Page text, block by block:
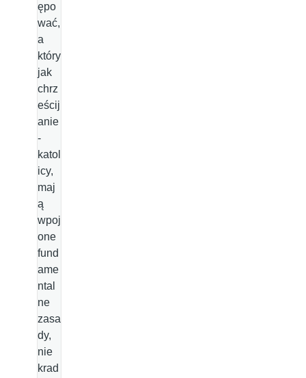
ępo
wać,
a
który
jak
chrz
eścij
anie
-
katol
icy,
maj
ą
wpoj
one
fund
ame
ntal
ne
zasa
dy,
nie
krad